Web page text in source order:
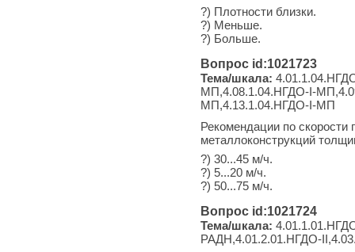
?) Плотности близки.
?) Меньше.
?) Больше.
Вопрос id:1021723
Тема/шкала:
МП,4.08.1.04.НГДО-I-
МП,4.13.1.04.НГДО-I-МП
Рекомендации по скорости
металлоконструкций
?) 30...45 м/ч.
?) 5...20 м/ч.
?) 50...75 м/ч.
Вопрос id:1021724
Тема/шкала:
РАДН,4.01.2.01.НГДО-